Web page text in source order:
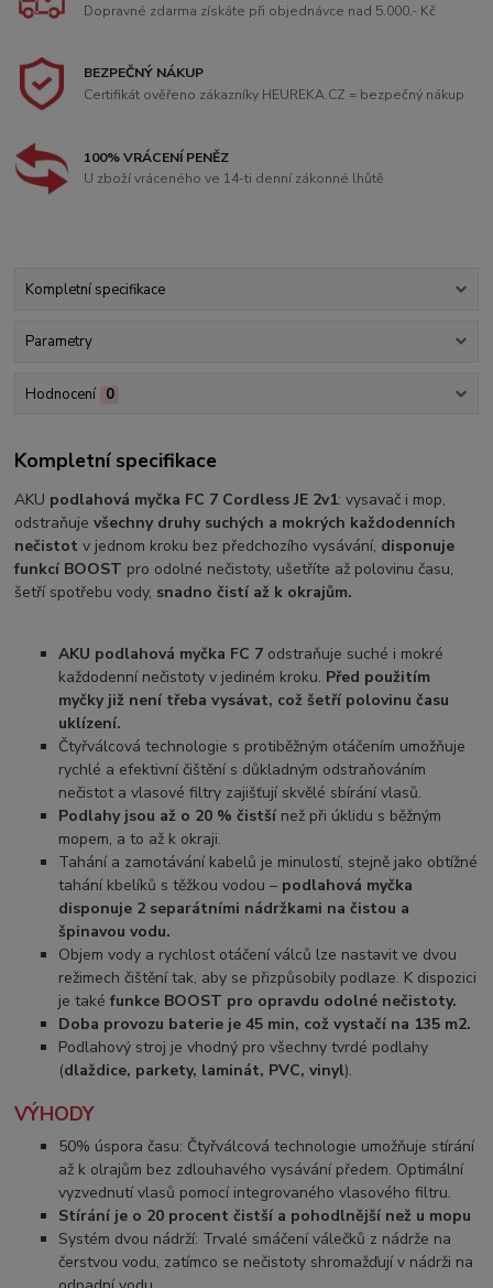
Dopravné zdarma získáte při objednávce nad 5.000,- Kč
BEZPEČNÝ NÁKUP
Certifikát ověřeno zákazníky HEUREKA.CZ = bezpečný nákup
100% VRÁCENÍ PENĚZ
U zboží vráceného ve 14-ti denní zákonné lhůtě
Kompletní specifikace
Parametry
Hodnocení 0
Kompletní specifikace
AKU podlahová myčka FC 7 Cordless JE 2v1: vysavač i mop,
odstraňuje všechny druhy suchých a mokrých každodenních
nečistot v jednom kroku bez předchozího vysávání, disponuje
funkcí BOOST pro odolné nečistoty, ušetříte až polovinu času,
šetří spotřebu vody, snadno čistí až k okrajům.
AKU podlahová myčka FC 7 odstraňuje suché i mokré
každodenní nečistoty v jediném kroku. Před použitím
myčky již není třeba vysávat, což šetří polovinu času
uklízení.
Čtyřválcová technologie s protiběžným otáčením umožňuje
rychlé a efektivní čištění s důkladným odstraňováním
nečistot a vlasové filtry zajišťují skvělé sbírání vlasů.
Podlahy jsou až o 20 % čistší než při úklidu s běžným
mopem, a to až k okraji.
Tahání a zamotávání kabelů je minulostí, stejně jako obtížné
tahání kbelíků s těžkou vodou – podlahová myčka
disponuje 2 separátními nádržkami na čistou a
špinavou vodu.
Objem vody a rychlost otáčení válců lze nastavit ve dvou
režimech čištění tak, aby se přizpůsobily podlaze. K dispozici
je takéfunkce BOOST pro opravdu odolné nečistoty.
Doba provozu baterie je 45 min, což vystačí na 135 m2.
Podlahový stroj je vhodný pro všechny tvrdé podlahy
(dlaždice, parkety, laminát, PVC, vinyl).
VÝHODY
50% úspora času: Čtyřválcová technologie umožňuje stírání
až k olrajům bez zdlouhavého vysávání předem. Optimální
vyzvednutí vlasů pomocí integrovaného vlasového filtru.
Stírání je o 20 procent čistší a pohodlnější než u mopu
Systém dvou nádrží: Trvalé smáčení válečků z nádrže na
čerstvou vodu, zatímco se nečistoty shromažďují v nádrži na